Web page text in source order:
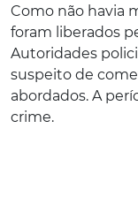
Como não havia
foram liberados
Autoridades
suspeito de
abordados. A
crime.